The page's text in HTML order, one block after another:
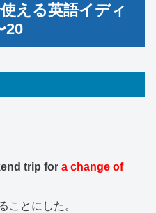
える英語イディ
20
trip fora change of
ことにした。